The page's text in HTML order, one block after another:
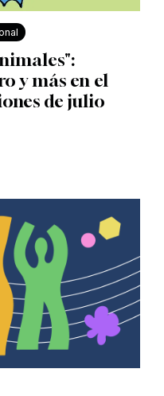
y más en el
de julio